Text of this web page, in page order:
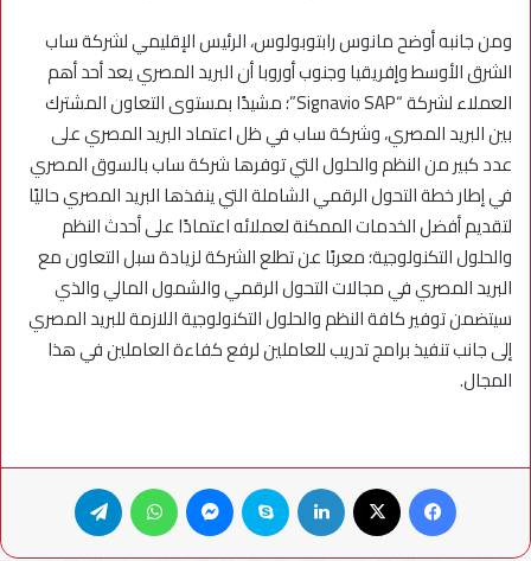
ومن جانبه أوضح مانوس رابتوبولوس، الرئيس الإقليمي لشركة ساب
الشرق الأوسط وإفريقيا وجنوب أوروبا أن البريد المصري يعد أحد أهم
العملاء لشركة “Signavio SAP”؛ مشيدًا بمستوى التعاون المشترك
بين البريد المصري، وشركة ساب في ظل اعتماد البريد المصري على
عدد كبير من النظم والحلول التي توفرها شركة ساب بالسوق المصري
في إطار خطة التحول الرقمي الشاملة التي ينفذها البريد المصري حاليًا
لتقديم أفضل الخدمات الممكنة لعملائه اعتمادًا على أحدث النظم
والحلول التكنولوجية؛ معربًا عن تطلع الشركة لزيادة سبل التعاون مع
البريد المصري في مجالات التحول الرقمي والشمول المالي والذي
سيتضمن توفير كافة النظم والحلول التكنولوجية اللازمة للبريد المصري
إلى جانب تنفيذ برامج تدريب للعاملين لرفع كفاءة العاملين في هذا
المجال.
فيسبوك لينكدإن سكايب ماسنجر واتساب